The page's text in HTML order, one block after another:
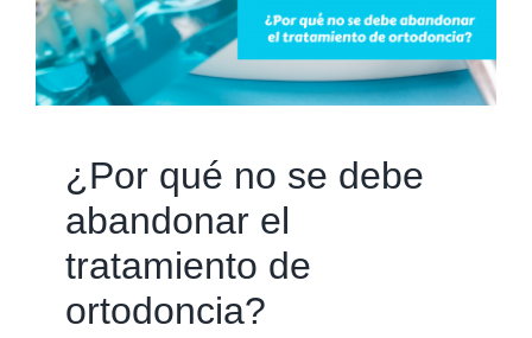
¿Por qué no se debe
abandonar el
tratamiento de
ortodoncia?